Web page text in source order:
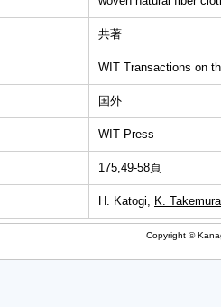
共著
WIT Transactions on
国外
WIT Press
175,49-58頁
H. Katogi, K. Takemura
Copyright ©